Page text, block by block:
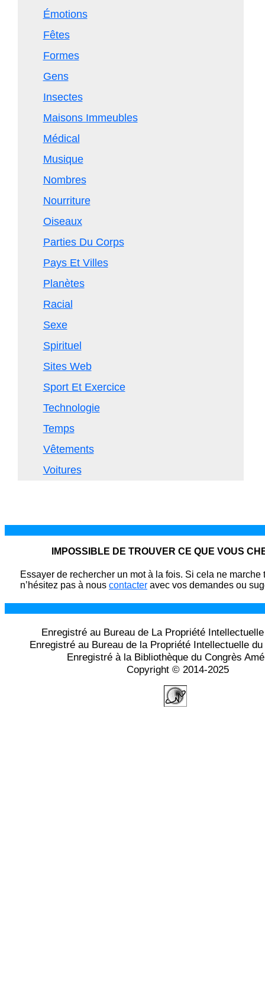
Émotions
Fêtes
Formes
Gens
Insectes
Maisons Immeubles
Médical
Musique
Nombres
Nourriture
Oiseaux
Parties Du Corps
Pays Et Villes
Planètes
Racial
Sexe
Spirituel
Sites Web
Sport Et Exercice
Technologie
Temps
Vêtements
Voitures
IMPOSSIBLE DE TROUVER CE QUE VOUS
Essayer de rechercher un mot à la fois. Si cela ne marche
n’hésitez pas à nous contacter avec vos demandes ou
Enregistré au Bureau de La Propriété
Enregistré au Bureau de la Propriété Intellectuelle
Enregistré à la Bibliothèque du Congrès
Copyright © 2014-2025